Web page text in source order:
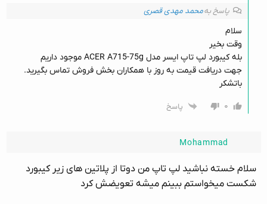
پاسخ بهمحمد مهدی قصری
سلام
وقت بخیر
بله کیبورد لپ تاپ ایسر مدل ACER A715-75g موجود داریم
جهت دریافت قیمت به روز با همکاران بخش فروش تماس بگیرید.
باتشکر
۰
پاسخ
Mohammad
سلام خسته نباشید لپ تاپ من دوتا از پلاتین های زیر کیبورد
شکست میخواستم ببینم میشه تعویضش کرد